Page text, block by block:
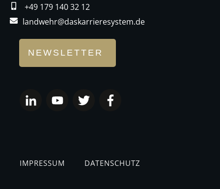
+49 179 140 32 12
landwehr@daskarrieresystem.de
NEWSLETTER
IMPRESSUM DATENSCHUTZ